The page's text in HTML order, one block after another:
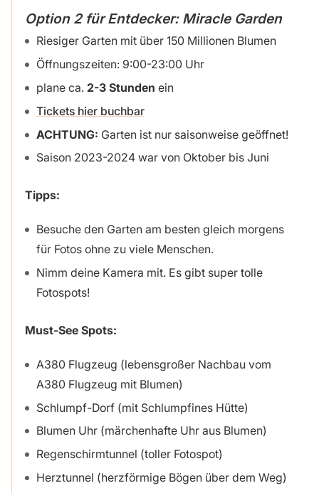
Option 2 für Entdecker: Miracle Garden
Riesiger Garten mit über 150 Millionen Blumen
Öffnungszeiten: 9:00-23:00 Uhr
plane ca. 2-3 Stunden ein
Tickets hier buchbar
ACHTUNG: Garten ist nur saisonweise geöffnet!
Saison 2023-2024 war von Oktober bis Juni
Tipps:
Besuche den Garten am besten gleich morgens
für Fotos ohne zu viele Menschen.
Nimm deine Kamera mit. Es gibt super tolle
Fotospots!
Must-See Spots:
A380 Flugzeug (lebensgroßer Nachbau vom
A380 Flugzeug mit Blumen)
Schlumpf-Dorf (mit Schlumpfines Hütte)
Blumen Uhr (märchenhafte Uhr aus Blumen)
Regenschirmtunnel (toller Fotospot)
Herztunnel (herzförmige Bögen über dem Weg)